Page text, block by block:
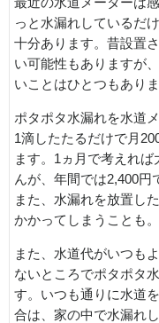
最近の水道メーターは
っと水漏れしているだ
十分あります。昔設置
い可能性もありますが
いことはひとつもありま
ポタポタ水漏れを水道
1滴したたるだけで月
ます。1ヵ月で考えれ
んが、年間では2,400円
また、水漏れを放置し
かかってしまうことも
また、水道代がいつも
ないところでポタポタ
す。いつも通りに水道
合は、家の中で水漏れ